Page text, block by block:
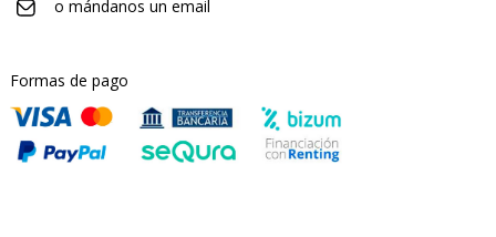
o mándanos un email
Formas de pago